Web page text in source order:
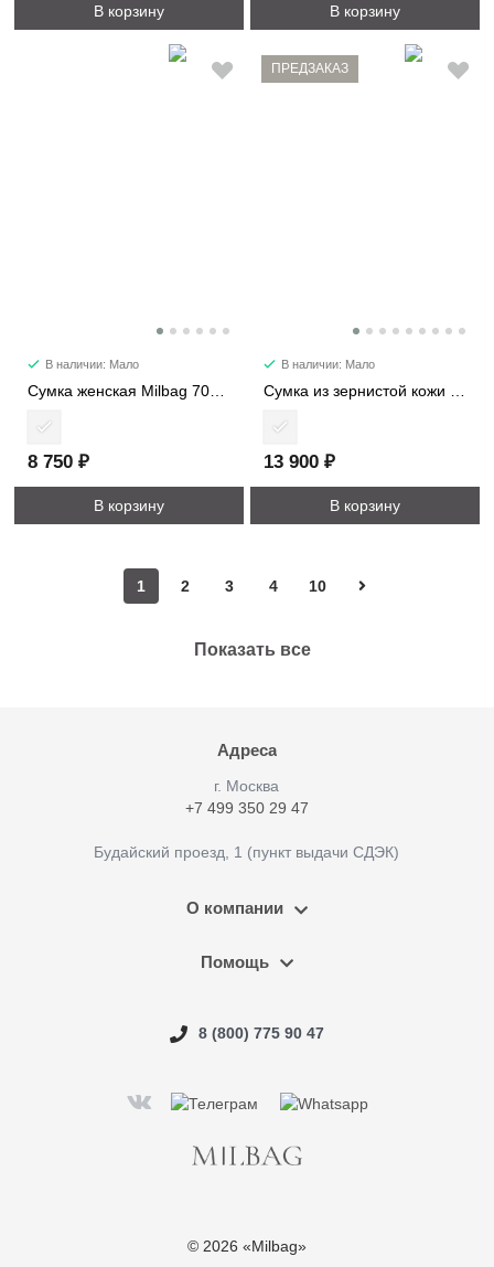
В корзину В корзину
В наличии: Мало
Сумка женская Milbag 7057-2
8 750 ₽
В корзину
ПРЕДЗАКАЗ
В наличии: Мало
Сумка из зернистой кожи с ромбовидной стежкой 1112-2
13 900 ₽
В корзину
1 2 3 4 10
Показать все
Адреса
г. Москва
+7 499 350 29 47
Будайский проезд, 1 (пункт выдачи СДЭК)
О компании
Помощь
8 (800) 775 90 47
© 2026 «Milbag»